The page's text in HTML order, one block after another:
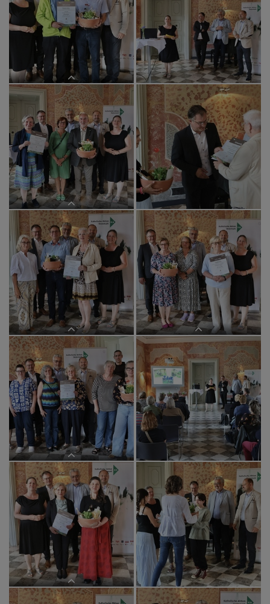
Hauptpreis für die Pfarre Tieschen Pfarre Dechantskirchen
Pfarre Gratkorn
Pfarre Anger
Pfarre Eggersdorf Pfarre Eggersdorf
SR Graz Mitte